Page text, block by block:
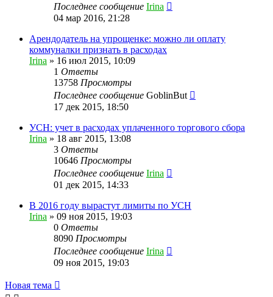
Последнее сообщение Irina
04 мар 2016, 21:28
Арендодатель на упрощенке: можно ли оплату
коммуналки признать в расходах
Irina » 16 июл 2015, 10:09
1 Ответы
13758 Просмотры
Последнее сообщение GoblinBut
17 дек 2015, 18:50
УСН: учет в расходах уплаченного торгового сбора
Irina » 18 авг 2015, 13:08
3 Ответы
10646 Просмотры
Последнее сообщение Irina
01 дек 2015, 14:33
В 2016 году вырастут лимиты по УСН
Irina » 09 ноя 2015, 19:03
0 Ответы
8090 Просмотры
Последнее сообщение Irina
09 ноя 2015, 19:03
Новая тема